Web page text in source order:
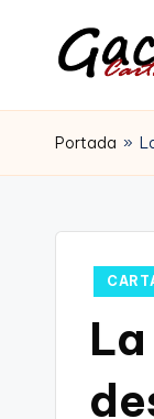
Saltar
al
G
a
e
Gaceta
que
informa
Portada »